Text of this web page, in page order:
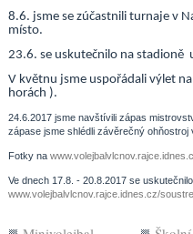
8.6. jsme se zúčastnili turnaje v
místo.
23.6. se uskutečnilo na stadioně
V květnu jsme uspořádali výlet
horách ).
24.6.2017 jsme navštívili zápas
zápase jsme shlédli závěrečný ohňostroj
Fotky na
Ve dnech 17.8. - 20.8.2017 se
www.volejbalvlcnov.rajce.idnes.cz/